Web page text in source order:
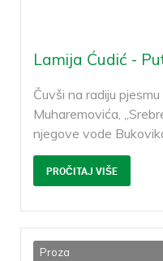
Lamija Ćudić -
Čuvši na radiju
Muharemovića,
njegove vode
PROČITAJ VIŠE
Proza